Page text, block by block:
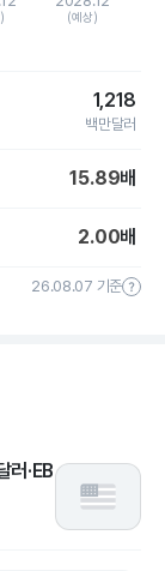
(예상)
1,218
백만달러
15.89배
2.00배
26.08.07 기준
·EB